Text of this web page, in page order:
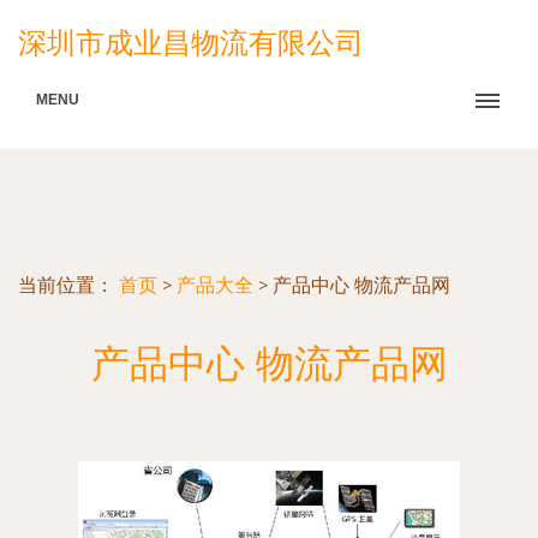
深圳市成业昌物流有限公司
MENU
当前位置： 首页 > 产品大全 > 产品中心 物流产品网
产品中心 物流产品网